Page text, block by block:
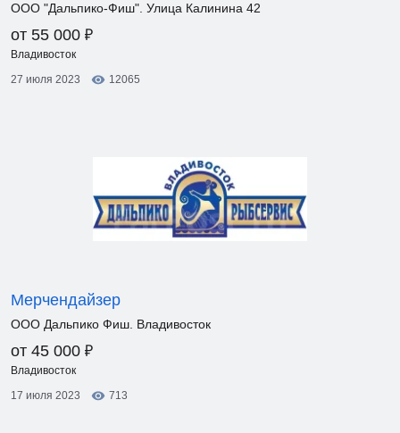
ООО "Дальпико-Фиш". Улица Калинина 42
от 55 000 ₽
Владивосток
27 июля 2023
12065
Мерчендайзер
ООО Дальпико Фиш. Владивосток
от 45 000 ₽
Владивосток
17 июля 2023
713